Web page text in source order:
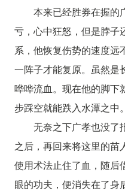
本来已经胜券在握的
亏，心中狂怒，但是脖子
系，他恢复伤势的速度远
一阵子才能复原。虽然是
哗哗流血。现在他的脚下
步踩空就能跌入水潭之中。
无奈之下广孝也没了
之后，再回来将这里的苗
使用术法止住了血，随后
眼的功夫，便消失在了身